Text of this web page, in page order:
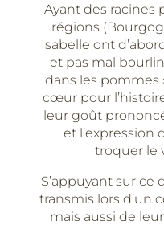
Ayant des racines
régions
Isabelle ont
et pas mal
dans les pommes
cœur pour
leur goût
et l’expression
troquer le
S’appuyant sur ce
transmis lors d’un
mais aussi de